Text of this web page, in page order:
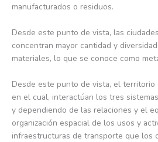
manufacturados o residuos.
Desde este punto de vista, las
concentran mayor cantidad y
materiales, lo que se conoce como
Desde este punto de vista, el territorio
en el cual, interactúan los tres
y dependiendo de las relaciones y el
organización espacial de los usos y
infraestructuras de transporte que los